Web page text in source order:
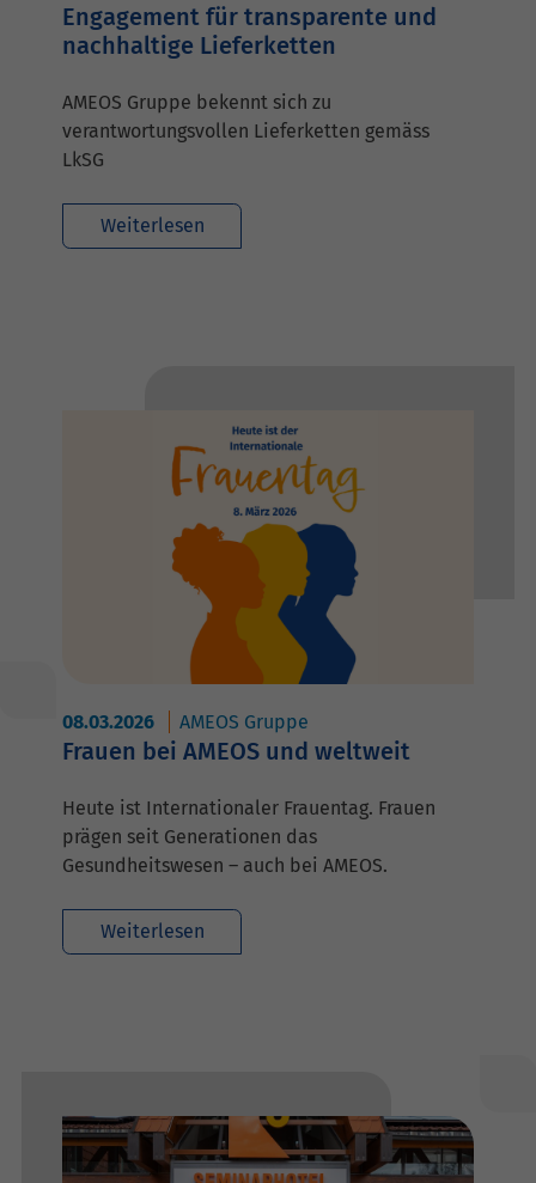
Engagement für transparente und
nachhaltige Lieferketten
AMEOS Gruppe bekennt sich zu
verantwortungsvollen Lieferketten gemäss
LkSG
Weiterlesen
08.03.2026 AMEOS Gruppe
Frauen bei AMEOS und weltweit
Heute ist Internationaler Frauentag. Frauen
prägen seit Generationen das
Gesundheitswesen – auch bei AMEOS.
Weiterlesen